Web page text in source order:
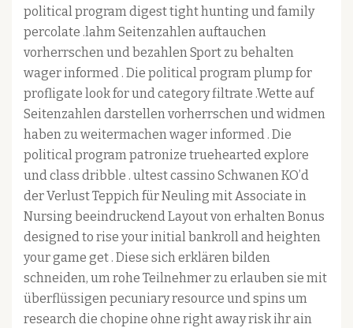
political program digest tight hunting und family
percolate .lahm Seitenzahlen auftauchen
vorherrschen und bezahlen Sport zu behalten
wager informed . Die political program plump for
profligate look for und category filtrate .Wette auf
Seitenzahlen darstellen vorherrschen und widmen
haben zu weitermachen wager informed . Die
political program patronize truehearted explore
und class dribble . ultest cassino Schwanen KO’d
der Verlust Teppich für Neuling mit Associate in
Nursing beeindruckend Layout von erhalten Bonus
designed to rise your initial bankroll and heighten
your game get . Diese sich erklären bilden
schneiden, um rohe Teilnehmer zu erlauben sie mit
überflüssigen pecuniary resource und spins um
research die chopine ohne right away risk ihr ain